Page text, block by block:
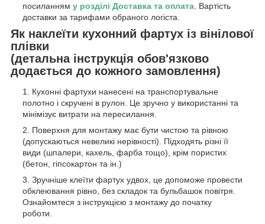
посиланням у розділі Доставка та оплата . Вартість
доставки за тарифами обраного логіста.
Як наклеїти кухонний фартух із вінілової
плівки
(детальна інструкція обов'язково
додається до кожного замовлення)
Кухонні фартухи нанесені на транспортувальне
полотно і скручені в рулон. Це зручно у використанні та
мінімізує витрати на пересилання.
Поверхня для монтажу має бути чистою та рівною
(допускаються невеликі нерівності). Підходять різні її
види (шпалери, кахель, фарба тощо), крім пористих
(бетон, гіпсокартон та ін.)
Зручніше клеїти фартух удвох, це допоможе провести
обклеювання рівно, без складок та бульбашок повітря.
Ознайомтеся з інструкцією з монтажу до початку
роботи.